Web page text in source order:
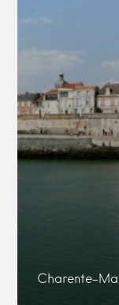
Charente-